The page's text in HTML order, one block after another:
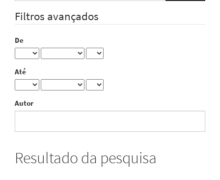
Filtros avançados
De
Até
Autor
Resultado da pesquisa